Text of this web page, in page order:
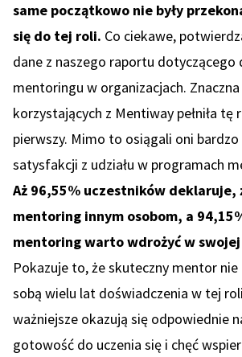
same początkowo nie były
się do tej roli. Co ciekawe,
dane z naszego raportu dotyczącego
mentoringu w organizacjach.
korzystających z Mentiway pełniła tę
pierwszy. Mimo to osiągali oni
satysfakcji z udziału w programach
Aż 96,55% uczestników deklaruje,
mentoring innym osobom, a
mentoring warto wdrożyć w
Pokazuje to, że skuteczny mentor nie
sobą wielu lat doświadczenia w tej
ważniejsze okazują się odpowiednie
gotowość do uczenia się i chęć